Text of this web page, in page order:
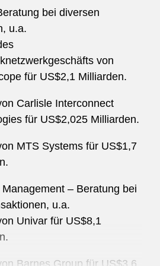
und Leiter der First
Affinity Gruppe in
bei diversen
u.a.
von
für US$2,1 Milliarden.
Carlisle Interconnect
für US$2,025 Milliarden.
MTS Systems für US$1,7
– Beratung bei
u.a.
Univar für US$8,1
Barnes Group für US$3,6